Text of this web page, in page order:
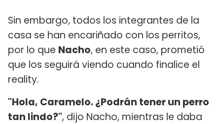
Sin embargo, todos los integrantes de la
casa se han encariñado con los perritos,
por lo que Nacho, en este caso, prometió
que los seguirá viendo cuando finalice el
reality.
"Hola, Caramelo. ¿Podrán tener un perro
tan lindo?", dijo Nacho, mientras le daba